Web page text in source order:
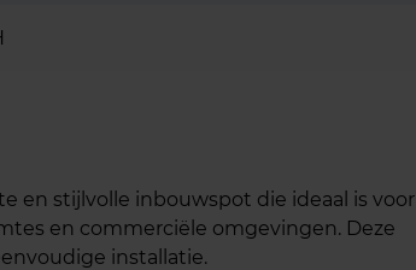
en stijlvolle inbouwspot die ideaal is voor
en commerciële omgevingen. Deze
installatie.